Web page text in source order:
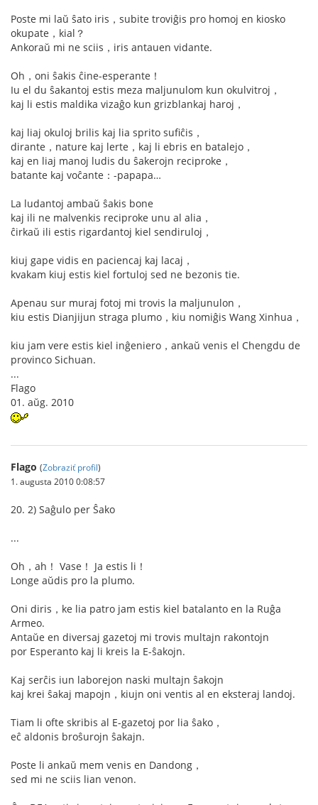
Poste mi laŭ ŝato iris，subite troviĝis pro homoj en kiosko
okupate，kial？
Ankoraŭ mi ne sciis，iris antauen vidante.
Oh，oni ŝakis ĉine-esperante！
Iu el du ŝakantoj estis meza maljunulom kun okulvitroj，
kaj li estis maldika vizaĝo kun grizblankaj haroj，
kaj liaj okuloj brilis kaj lia sprito sufiĉis，
dirante，nature kaj lerte，kaj li ebris en batalejo，
kaj en liaj manoj ludis du ŝakerojn reciproke，
batante kaj voĉante：-papapa…
La ludantoj ambaŭ ŝakis bone
kaj ili ne malvenkis reciproke unu al alia，
ĉirkaŭ ili estis rigardantoj kiel sendiruloj，
kiuj gape vidis en paciencaj kaj lacaj，
kvakam kiuj estis kiel fortuloj sed ne bezonis tie.
Apenau sur muraj fotoj mi trovis la maljunulon，
kiu estis Dianjijun straga plumo，kiu nomiĝis Wang Xinhua，
kiu jam vere estis kiel inĝeniero，ankaŭ venis el Chengdu de
provinco Sichuan.
...
Flago
01. aŭg. 2010
Flago (Zobraziť profil)
1. augusta 2010 0:08:57
20. 2) Saĝulo per Ŝako
...
Oh，ah！ Vase！ Ja estis li！
Longe aŭdis pro la plumo.
Oni diris，ke lia patro jam estis kiel batalanto en la Ruĝa
Armeo.
Antaŭe en diversaj gazetoj mi trovis multajn rakontojn
por Esperanto kaj li kreis la E-ŝakojn.
Kaj serĉis iun laborejon naski multajn ŝakojn
kaj krei ŝakaj mapojn，kiujn oni ventis al en eksteraj landoj.
Tiam li ofte skribis al E-gazetoj por lia ŝako，
eĉ aldonis broŝurojn ŝakajn.
Poste li ankaŭ mem venis en Dandong，
sed mi ne sciis lian venon.